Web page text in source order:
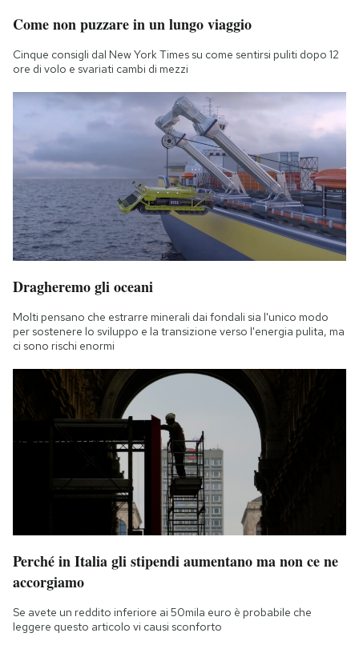
Come non puzzare in un lungo viaggio
Cinque consigli dal New York Times su come sentirsi puliti dopo 12
ore di volo e svariati cambi di mezzi
Dragheremo gli oceani
Molti pensano che estrarre minerali dai fondali sia l'unico modo
per sostenere lo sviluppo e la transizione verso l'energia pulita, ma
ci sono rischi enormi
Perché in Italia gli stipendi aumentano ma non ce ne
accorgiamo
Se avete un reddito inferiore ai 50mila euro è probabile che
leggere questo articolo vi causi sconforto